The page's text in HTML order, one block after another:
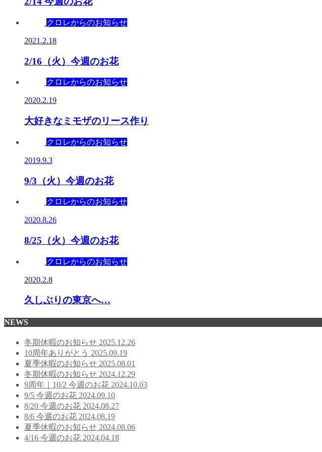
クロレからのお知らせ
2021.2.18
2/16（火）今週のお花
クロレからのお知らせ
2020.2.19
大好きなミモザのリース作り
クロレからのお知らせ
2019.9.3
9/3（火）今週のお花
クロレからのお知らせ
2020.8.26
8/25（火）今週のお花
クロレからのお知らせ
2020.2.8
久しぶりの東京へ…
NEWS
冬期休暇のお知らせ 2025.12.26
10周年ありがとう 2025.09.19
夏季休暇のお知らせ 2025.08.01
冬期休暇のお知らせ 2024.12.29
9周年｜10/2 今週のお花 2024.10.03
9/5 今週のお花 2024.09.10
8/20 今週のお花 2024.08.27
8/6 今週のお花 2024.08.19
夏季休暇のお知らせ 2024.08.06
4/16 今週のお花 2024.04.18